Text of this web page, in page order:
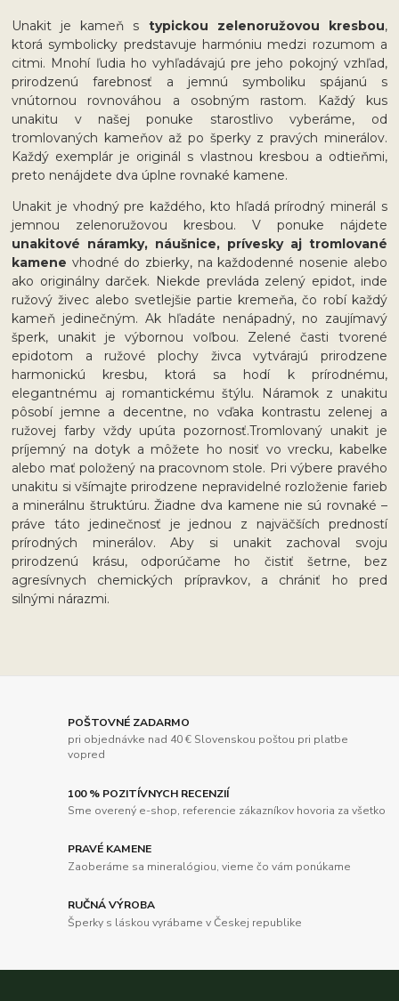
Unakit je kameň s typickou zelenoružovou kresbou,
ktorá symbolicky predstavuje harmóniu medzi rozumom a
citmi. Mnohí ľudia ho vyhľadávajú pre jeho pokojný vzhľad,
prirodzenú farebnosť a jemnú symboliku spájanú s
vnútornou rovnováhou a osobným rastom. Každý kus
unakitu v našej ponuke starostlivo vyberáme, od
tromlovaných kameňov až po šperky z pravých minerálov.
Každý exemplár je originál s vlastnou kresbou a odtieňmi,
preto nenájdete dva úplne rovnaké kamene.
Unakit je vhodný pre každého, kto hľadá prírodný minerál s
jemnou zelenoružovou kresbou. V ponuke nájdete
unakitové náramky, náušnice, prívesky aj tromlované
kamene vhodné do zbierky, na každodenné nosenie alebo
ako originálny darček. Niekde prevláda zelený epidot, inde
ružový živec alebo svetlejšie partie kremeňa, čo robí každý
kameň jedinečným. Ak hľadáte nenápadný, no zaujímavý
šperk, unakit je výbornou voľbou. Zelené časti tvorené
epidotom a ružové plochy živca vytvárajú prirodzene
harmonickú kresbu, ktorá sa hodí k prírodnému,
elegantnému aj romantickému štýlu. Náramok z unakitu
pôsobí jemne a decentne, no vďaka kontrastu zelenej a
ružovej farby vždy upúta pozornosť.Tromlovaný unakit je
príjemný na dotyk a môžete ho nosiť vo vrecku, kabelke
alebo mať položený na pracovnom stole. Pri výbere pravého
unakitu si všímajte prirodzene nepravidelné rozloženie farieb
a minerálnu štruktúru. Žiadne dva kamene nie sú rovnaké –
práve táto jedinečnosť je jednou z najväčších predností
prírodných minerálov. Aby si unakit zachoval svoju
prirodzenú krásu, odporúčame ho čistiť šetrne, bez
agresívnych chemických prípravkov, a chrániť ho pred
silnými nárazmi.
POŠTOVNÉ ZADARMO
pri objednávke nad 40 € Slovenskou poštou pri platbe
vopred
100 % POZITÍVNYCH RECENZIÍ
Sme overený e-shop, referencie zákazníkov hovoria za všetko
PRAVÉ KAMENE
Zaoberáme sa mineralógiou, vieme čo vám ponúkame
RUČNÁ VÝROBA
Šperky s láskou vyrábame v Českej republike